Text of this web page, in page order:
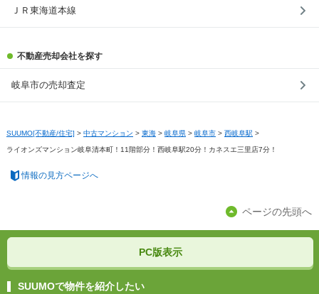
ＪＲ東海道本線
不動産売却会社を探す
岐阜市の売却査定
SUUMO[不動産/住宅] > 中古マンション > 東海 > 岐阜県 > 岐阜市 > 西岐阜駅 >
ライオンズマンション岐阜清本町！11階部分！西岐阜駅20分！カネスエ三里店7分！
情報の見方ページへ
ページの先頭へ
PC版表示
SUUMOで物件を紹介したい